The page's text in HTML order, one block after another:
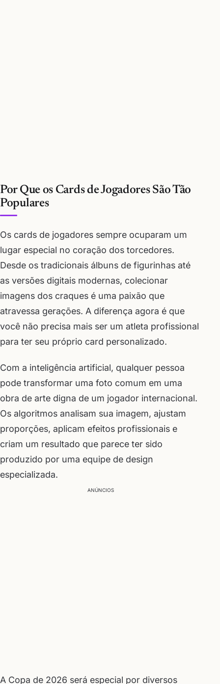
Por Que os Cards de Jogadores São Tão
Populares
Os cards de jogadores sempre ocuparam um
lugar especial no coração dos torcedores.
Desde os tradicionais álbuns de figurinhas até
as versões digitais modernas, colecionar
imagens dos craques é uma paixão que
atravessa gerações. A diferença agora é que
você não precisa mais ser um atleta profissional
para ter seu próprio card personalizado.
Com a inteligência artificial, qualquer pessoa
pode transformar uma foto comum em uma
obra de arte digna de um jogador internacional.
Os algoritmos analisam sua imagem, ajustam
proporções, aplicam efeitos profissionais e
criam um resultado que parece ter sido
produzido por uma equipe de design
especializada.
ANÚNCIOS
A Copa de 2026 será especial por diversos